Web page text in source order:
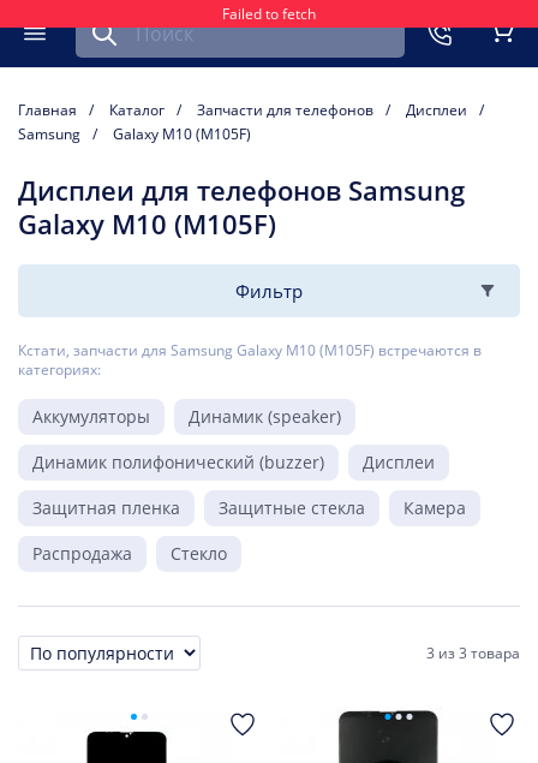
Failed to fetch
Меню
Найти запчасть для мобильного устройства
Главная Каталог Запчасти для телефонов
Дисплеи
Samsung
Galaxy M10 (M105F)
Дисплеи для телефонов Samsung
Galaxy M10 (M105F)
Фильтр
Кстати, запчасти для Samsung Galaxy M10 (M105F) встречаются в
категориях:
Аккумуляторы
Динамик (speaker)
Динамик полифонический (buzzer)
Дисплеи
Защитная пленка
Защитные стекла
Камера
Распродажа
Стекло
Сортировка 3 из3 товара